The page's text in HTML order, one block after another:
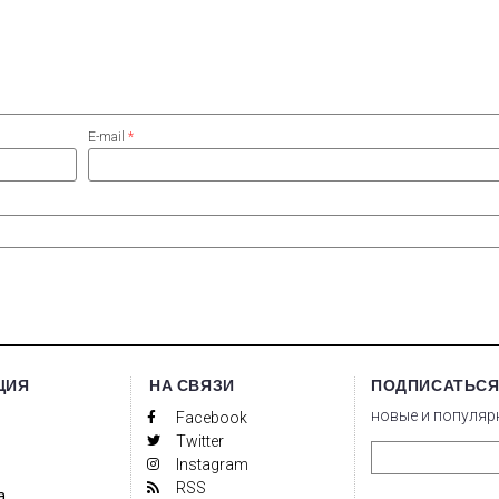
E-mail *
НА СВЯЗИ
Facebook
Twitter
Instagram
RSS
новые и